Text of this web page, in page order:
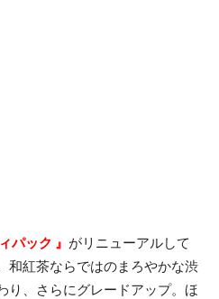
パック 』 がリニューアルして
和紅茶ならではのまろやかな渋
り、さらにグレードアップ。ほ